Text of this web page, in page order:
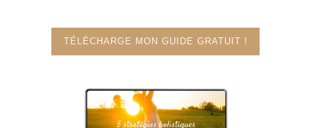
TÉLÉCHARGE MON GUIDE GRATUIT !